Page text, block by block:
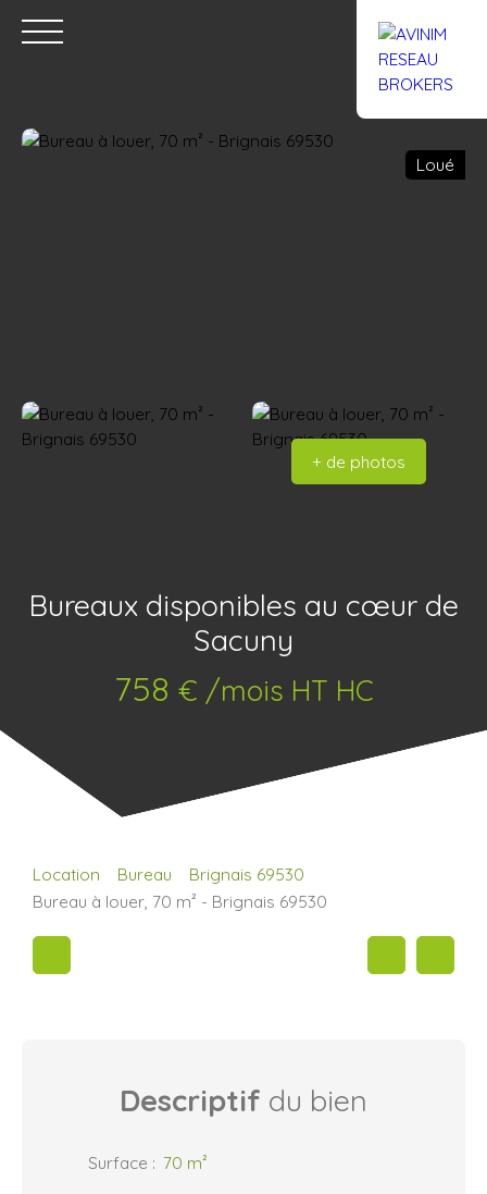
Loué
+ de photos
Bureaux disponibles au cœur de
Sacuny
758 € /mois HT HC
Location Bureau
Brignais 69530
Bureau à louer, 70 m² - Brignais 69530
Descriptif du bien
Surface : 70 m²